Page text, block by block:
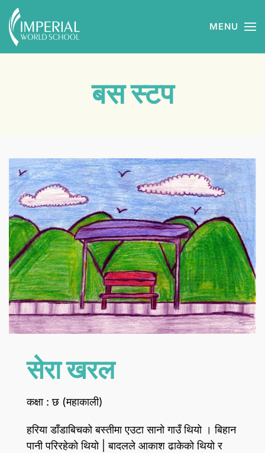
Skip to main content MENU
बस स्टप
सेरा खरल
कक्षा : छ (महाकाली)
हरिया डाँडाबिचको बस्तीमा एउटा सानो गाउँ थियो । बिहान
पानी परिरहेको थियो | बादलले आकाश ढाकेको थियो र